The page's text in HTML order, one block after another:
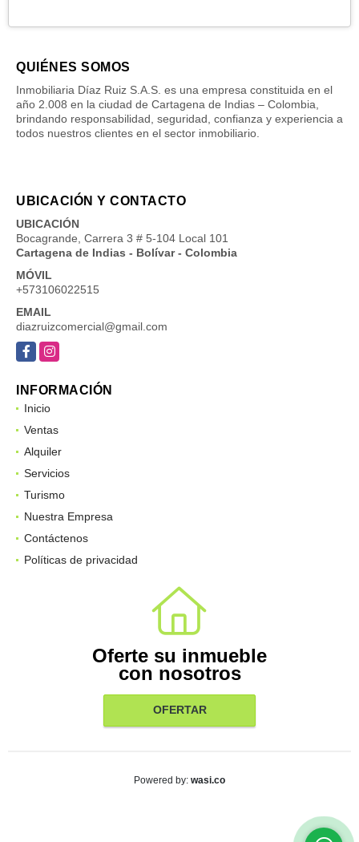
QUIÉNES SOMOS
Inmobiliaria Díaz Ruiz S.A.S. es una empresa constituida en el
año 2.008 en la ciudad de Cartagena de Indias – Colombia,
brindando responsabilidad, seguridad, confianza y experiencia a
todos nuestros clientes en el sector inmobiliario.
UBICACIÓN Y CONTACTO
UBICACIÓN
Bocagrande, Carrera 3 # 5-104 Local 101
Cartagena de Indias - Bolívar - Colombia
MÓVIL
+573106022515
EMAIL
diazruizcomercial@gmail.com
FacebookInstagram
INFORMACIÓN
Inicio
Ventas
Alquiler
Servicios
Turismo
Nuestra Empresa
Contáctenos
Políticas de privacidad
Oferte su inmueble
con nosotros
OFERTAR
Powered by: wasi.co